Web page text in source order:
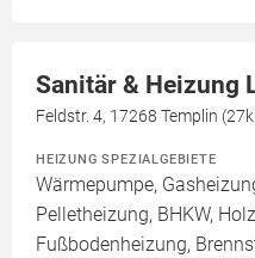
Sanitär & Heizung
Feldstr. 4, 17268 Templin
HEIZUNG SPEZIALGEBIETE
Wärmepumpe,
Pelletheizung, BHKW,
Fußbodenheizung,